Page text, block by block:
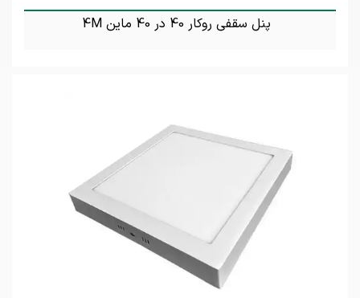
پنل سقفی روکار 40 در 40 ماین 4M